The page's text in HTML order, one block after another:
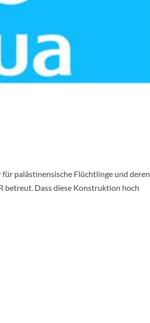
palästinensische Flüchtlinge und deren
betreut. Dass diese Konstruktion hoch